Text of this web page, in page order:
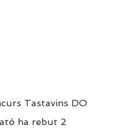
Tastavins DO
ha rebut 2